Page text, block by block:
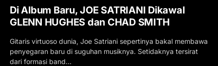
Di Album Baru, JOE SATRIANI Dikawal
GLENN HUGHES dan CHAD SMITH
Gitaris virtuoso dunia, Joe Satriani sepertinya bakal membawa
penyegaran baru di suguhan musiknya. Setidaknya tersirat
dari formasi band…